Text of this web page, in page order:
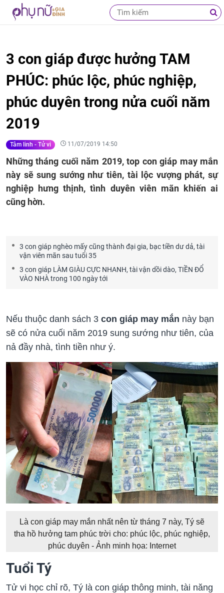
3 con giáp được hưởng TAM
PHÚC: phúc lộc, phúc nghiệp,
phúc duyên trong nửa cuối năm
2019
Tâm linh - Tử vi 11/07/2019 14:50
Những tháng cuối năm 2019, top con giáp may mắn
này sẽ sung sướng như tiên, tài lộc vượng phát, sự
nghiệp hưng thịnh, tình duyên viên mãn khiến ai
cũng hờn.
3 con giáp nghèo mấy cũng thành đại gia, bạc tiền dư dả, tài
vận viên mãn sau tuổi 35
3 con giáp LÀM GIÀU CỰC NHANH, tài vận dồi dào, TIỀN ĐỔ
VÀO NHÀ trong 100 ngày tới
Nếu thuộc danh sách 3 con giáp may mắn này bạn
sẽ có nửa cuối năm 2019 sung sướng như tiên, của
nả đầy nhà, tình tiền như ý.
Là con giáp may mắn nhất nên từ tháng 7 này, Tý sẽ
tha hồ hưởng tam phúc trời cho: phúc lộc, phúc nghiệp,
phúc duyên - Ảnh minh họa: Internet
Tuổi Tý
Tử vi học chỉ rõ, Tý là con giáp thông minh, tài năng